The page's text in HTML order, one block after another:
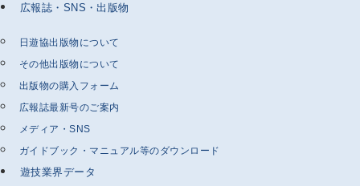
広報誌・SNS・出版物
日遊協出版物について
その他出版物について
出版物の購入フォーム
広報誌最新号のご案内
メディア・SNS
ガイドブック・マニュアル等のダウンロード
遊技業界データ